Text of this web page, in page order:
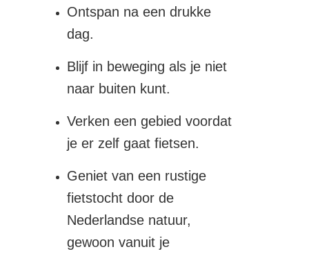
Ontspan na een drukke
dag.
Blijf in beweging als je niet
naar buiten kunt.
Verken een gebied voordat
je er zelf gaat fietsen.
Geniet van een rustige
fietstocht door de
Nederlandse natuur,
gewoon vanuit je